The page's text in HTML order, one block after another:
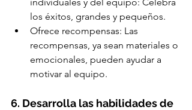
los éxitos, grandes y pequeños.
Ofrece recompensas: Las
recompensas, ya sean materiales o
emocionales, pueden ayudar a
motivar al equipo.
6. Desarrolla las habilidades de